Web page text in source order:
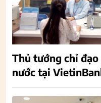
Thủ tướng chỉ
nước tại